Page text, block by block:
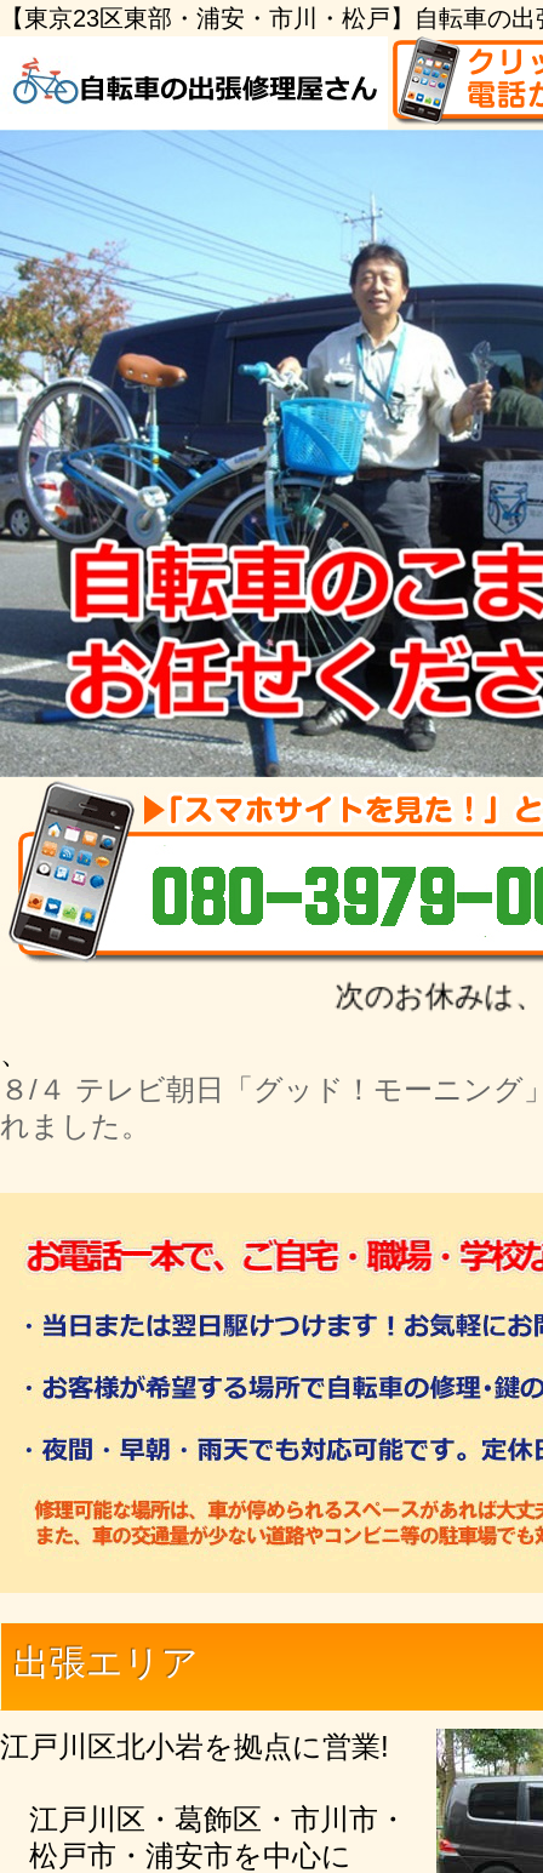
【東京23区東部・浦安・市川・松戸】自転車の
次のお休みは、７
、
８/４ テレビ朝日「グッド！モーニング
れました。
出張エリア
江戸川区北小岩を拠点に営業!
江戸川区・葛飾区・市川市・
松戸市・浦安市を中心に